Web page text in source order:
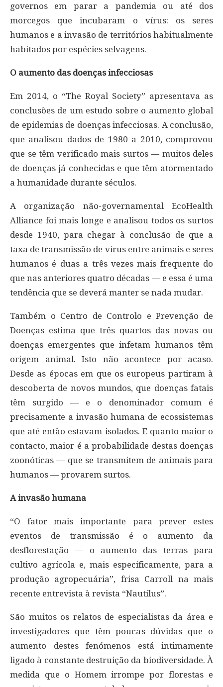
governos em parar a pandemia ou até dos
morcegos que incubaram o vírus: os seres
humanos e a invasão de territórios habitualmente
habitados por espécies selvagens.
O aumento das doenças infecciosas
Em 2014, o “The Royal Society” apresentava as
conclusões de um estudo sobre o aumento global
de epidemias de doenças infecciosas. A conclusão,
que analisou dados de 1980 a 2010, comprovou
que se têm verificado mais surtos — muitos deles
de doenças já conhecidas e que têm atormentado
a humanidade durante séculos.
A organização não-governamental EcoHealth
Alliance foi mais longe e analisou todos os surtos
desde 1940, para chegar à conclusão de que a
taxa de transmissão de vírus entre animais e seres
humanos é duas a três vezes mais frequente do
que nas anteriores quatro décadas — e essa é uma
tendência que se deverá manter se nada mudar.
Também o Centro de Controlo e Prevenção de
Doenças estima que três quartos das novas ou
doenças emergentes que infetam humanos têm
origem animal. Isto não acontece por acaso.
Desde as épocas em que os europeus partiram à
descoberta de novos mundos, que doenças fatais
têm surgido — e o denominador comum é
precisamente a invasão humana de ecossistemas
que até então estavam isolados. E quanto maior o
contacto, maior é a probabilidade destas doenças
zoonóticas — que se transmitem de animais para
humanos — provarem surtos.
A invasão humana
“O fator mais importante para prever estes
eventos de transmissão é o aumento da
desflorestação — o aumento das terras para
cultivo agrícola e, mais especificamente, para a
produção agropecuária”, frisa Carroll na mais
recente entrevista à revista “Nautilus”.
São muitos os relatos de especialistas da área e
investigadores que têm poucas dúvidas que o
aumento destes fenómenos está intimamente
ligado à constante destruição da biodiversidade. À
medida que o Homem irrompe por florestas e